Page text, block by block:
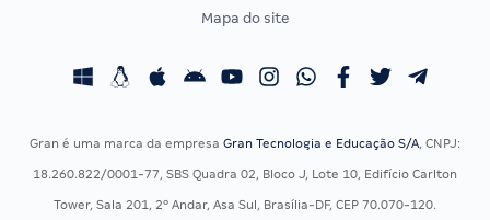
Concursos Fiscais
Concursos Saúde
Calendário OAB
Mapa do site
Gran é uma marca da empresa Gran Tecnologia e Educação S/A, CNPJ:
18.260.822/0001-77, SBS Quadra 02, Bloco J, Lote 10, Edifício Carlton
Tower, Sala 201, 2º Andar, Asa Sul, Brasília-DF, CEP 70.070-120.